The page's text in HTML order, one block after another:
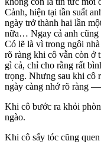
Cảnh, hiện tại tần suất
ngày trở thành hai lần
nữa… Ngay cả anh cũng
Có lẽ là vì trong ngôi
rõ ràng khi cô vẫn còn ở
gì cả, chỉ cho rằng rất
trọng. Nhưng sau khi cô
ngày càng nhớ rõ ràng
Khi cô bước ra khỏi
ngào.
Khi cô sấy tóc cũng